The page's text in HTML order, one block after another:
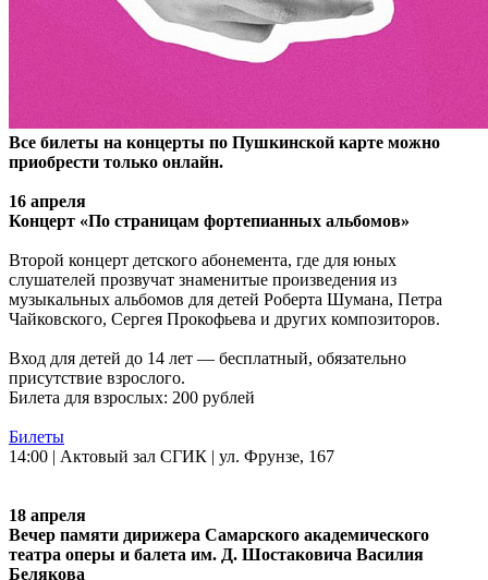
Все билеты на концерты по Пушкинской карте можно
приобрести только онлайн.
16 апреля
Концерт «По страницам фортепианных альбомов»
Второй концерт детского абонемента, где для юных
слушателей прозвучат знаменитые произведения из
музыкальных альбомов для детей Роберта Шумана, Петра
Чайковского, Сергея Прокофьева и других композиторов.
Вход для детей до 14 лет — бесплатный, обязательно
присутствие взрослого.
Билета для взрослых: 200 рублей
Билеты
14:00 | Актовый зал СГИК | ул. Фрунзе, 167
18 апреля
Вечер памяти дирижера Самарского академического
театра оперы и балета им. Д. Шостаковича Василия
Белякова